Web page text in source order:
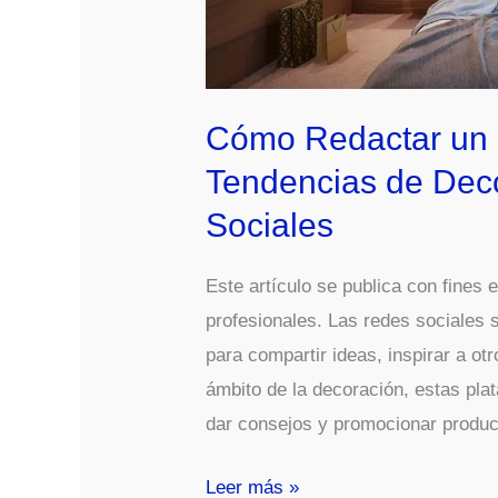
Cómo Redactar
Tendencias de
Sociales
Este artículo se publica con fines
profesionales. Las redes sociales
para compartir ideas, inspirar a
ámbito de la decoración, estas
dar consejos y promocionar
Cómo
Leer más »